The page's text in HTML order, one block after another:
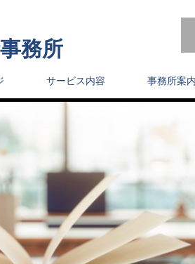
務所
サービス内容 事務所案